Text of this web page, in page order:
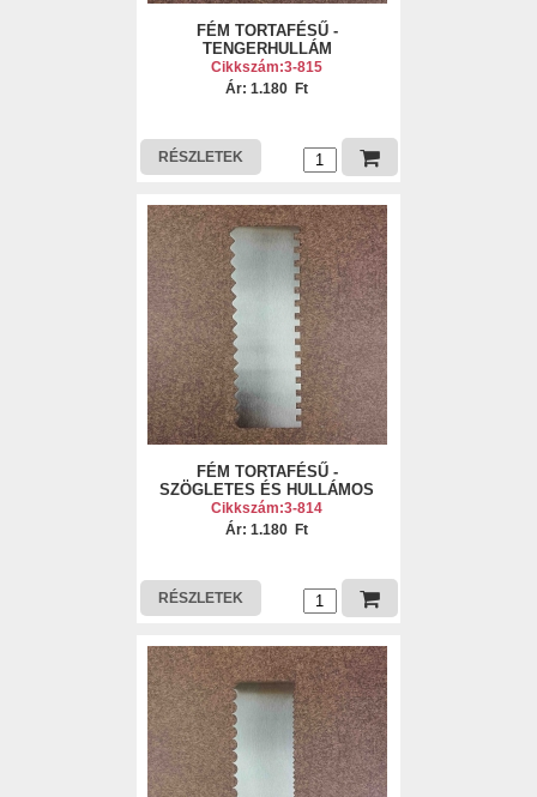
FÉM TORTAFÉSŰ -
TENGERHULLÁM
Cikkszám:3-815
Ár: 1.180 Ft
RÉSZLETEK
FÉM TORTAFÉSŰ -
SZÖGLETES ÉS HULLÁMOS
Cikkszám:3-814
Ár: 1.180 Ft
RÉSZLETEK